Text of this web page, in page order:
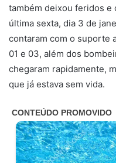
também deixou feridos e
última sexta, dia 3 de
contaram com o suporte
01 e 03, além dos
chegaram rapidamente,
que já estava sem vida.